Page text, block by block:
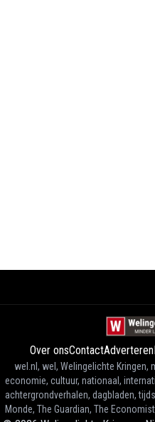
Over onsContactAdverteren
wel.nl, wel, Welingelichte Kringen,
economie, cultuur, nationaal,
achtergrondverhalen, dagbladen,
Monde, The Guardian, The